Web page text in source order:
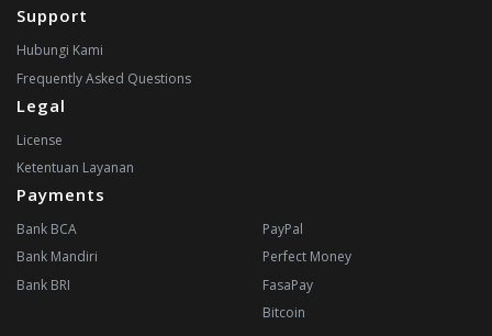
Support
Hubungi Kami
Frequently Asked Questions
Legal
License
Ketentuan Layanan
Payments
Bank BCA
Bank Mandiri
Bank BRI
PayPal
Perfect Money
FasaPay
Bitcoin